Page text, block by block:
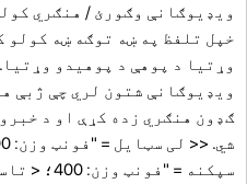
ویډیوګانې وګورئ / هنګري
خپل تلفظ په ښه توګه ښه کولو
وړتیا د پوهې د پوهیدو
ویډیوګانې شتون لري چې ژبې
ګډون هنګري زده کړې او د
شي.
سپکنه =